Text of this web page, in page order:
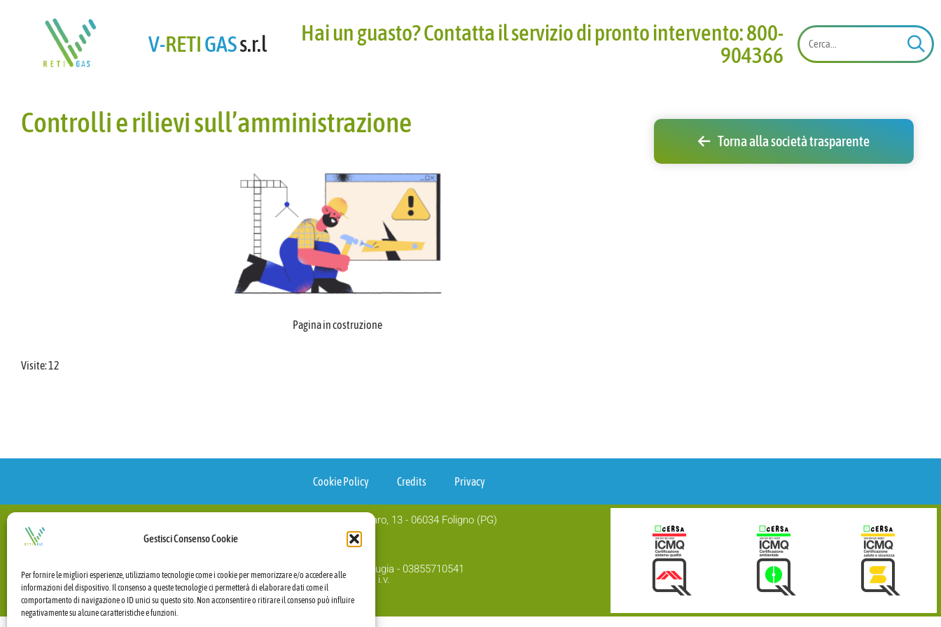
Gestisci Consenso Cookie
Per fornire le migliori esperienze, utilizziamo tecnologie come i cookie per memorizzare e/o accedere alle
informazioni del dispositivo. Il consenso a queste tecnologie ci permetterà di elaborare dati come il
comportamento di navigazione o ID unici su questo sito. Non acconsentire o ritirare il consenso può influire
negativamente su alcune caratteristiche e funzioni.
V-RETIGASs.r.l
Hai un guasto? Contatta il servizio di pronto intervento: 800-
904366
Controlli e rilievi sull’amministrazione
Pagina in costruzione
Visite:12
Torna alla società trasparente
Cookie Policy Credits Privacy
V - RETI GAS s.r.l. - Società con socio unico. Via Palombaro, 13 - 06034 Foligno (PG)
Centralino: 07421944986
C.F. - P.I. e Iscrizione al Registro di Imprese di Perugia - 03855710541
Capitale sociale Euro 1.000.00,00 i.v.
PEC:v-retigas@legalmail.it